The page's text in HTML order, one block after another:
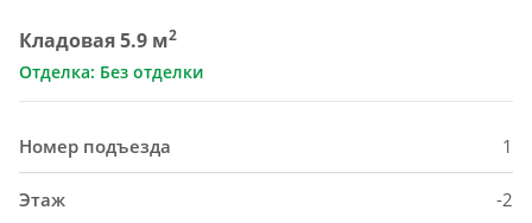
Кладовая 5.9 м2
Отделка: Без отделки
Номер подъезда 1
Этаж -2